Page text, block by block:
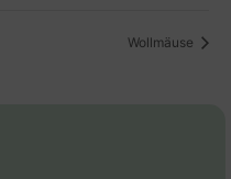
Wollmäuse